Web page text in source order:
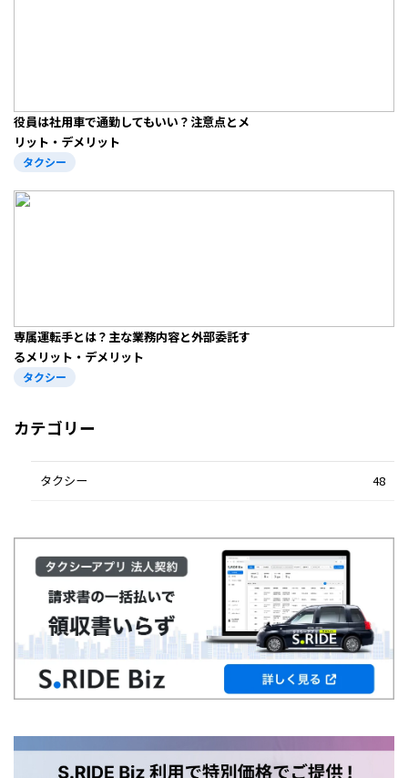
役員は社用車で通勤してもいい？注意点とメ
リット・デメリット
タクシー
専属運転手とは？主な業務内容と外部委託す
るメリット・デメリット
タクシー
カテゴリー
タクシー 48